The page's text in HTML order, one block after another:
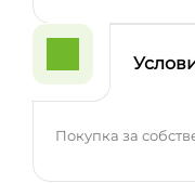
Покупка за